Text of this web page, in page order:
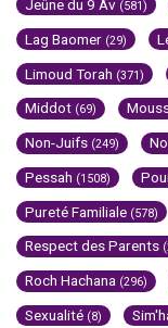
Jeûne du 9 Av (581)
Lag Baomer (29)
Limoud Torah (371)
Middot (69)
Non-Juifs (249)
Pessah (1508)
Pureté Familiale (578)
Respect des Parents
Roch Hachana (296)
Sexualité (8)